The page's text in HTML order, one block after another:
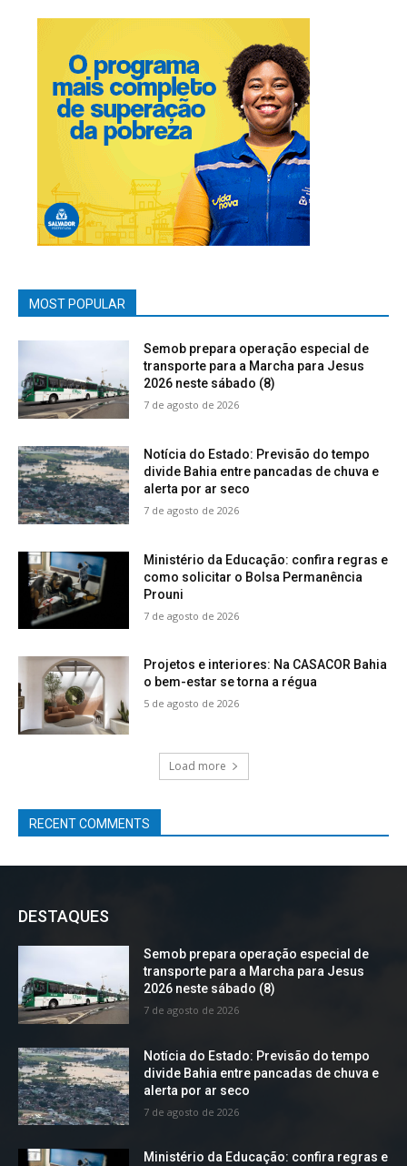
MOST POPULAR
Semob prepara operação especial de
transporte para a Marcha para Jesus
2026 neste sábado (8)
7 de agosto de 2026
Notícia do Estado: Previsão do tempo
divide Bahia entre pancadas de chuva e
alerta por ar seco
7 de agosto de 2026
Ministério da Educação: confira regras e
como solicitar o Bolsa Permanência
Prouni
7 de agosto de 2026
Projetos e interiores: Na CASACOR Bahia
o bem-estar se torna a régua
5 de agosto de 2026
Load more
RECENT COMMENTS
DESTAQUES
Semob prepara operação especial de
transporte para a Marcha para Jesus
2026 neste sábado (8)
7 de agosto de 2026
Notícia do Estado: Previsão do tempo
divide Bahia entre pancadas de chuva e
alerta por ar seco
7 de agosto de 2026
Ministério da Educação: confira regras e